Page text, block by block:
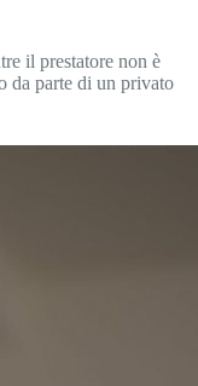
il prestatore non è
da parte di un privato